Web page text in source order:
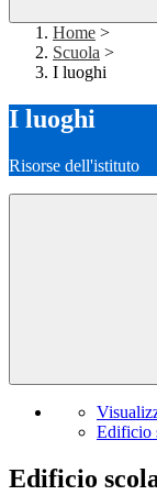
Home >
Scuola >
I luoghi
I luoghi
Risorse dell'istituto
Edificio
Edificio